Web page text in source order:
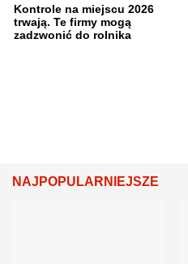
Kontrole na miejscu 2026
trwają. Te firmy mogą
zadzwonić do rolnika
NAJPOPULARNIEJSZE